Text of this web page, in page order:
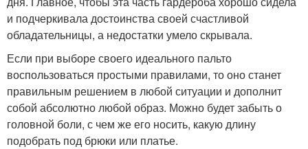
и подчеркивала достоинства своей счастливой
обладательницы, а недостатки умело скрывала.
Если при выборе своего идеального пальто
воспользоваться простыми правилами, то оно станет
правильным решением в любой ситуации и дополнит
собой абсолютно любой образ. Можно будет забыть о
головной боли, с чем же его носить, какую длину
подобрать под брюки или платье.